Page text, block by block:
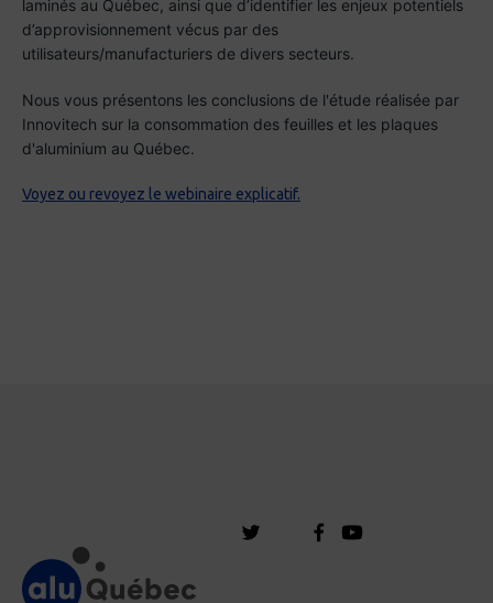
laminés au Québec, ainsi que d’identifier les enjeux potentiels
d’approvisionnement vécus par des
utilisateurs/manufacturiers de divers secteurs.
Nous vous présentons les conclusions de l'étude réalisée par
Innovitech sur la consommation des feuilles et les plaques
d'aluminium au Québec.
Voyez ou revoyez le webinaire explicatif.